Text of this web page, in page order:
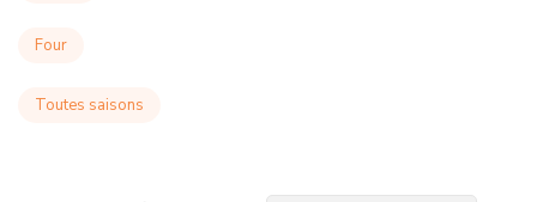
Four
Toutes saisons